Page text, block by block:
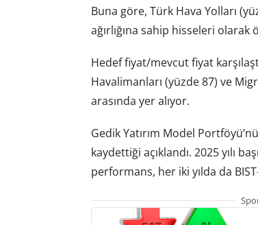
Buna göre, Türk Hava Yolları
ağırlığına sahip hisseleri olarak
Hedef fiyat/mevcut fiyat
Havalimanları (yüzde 87) ve
arasında yer alıyor.
Gedik Yatırım Model
kaydettiği açıklandı. 2025 yılı
performans, her iki yılda da